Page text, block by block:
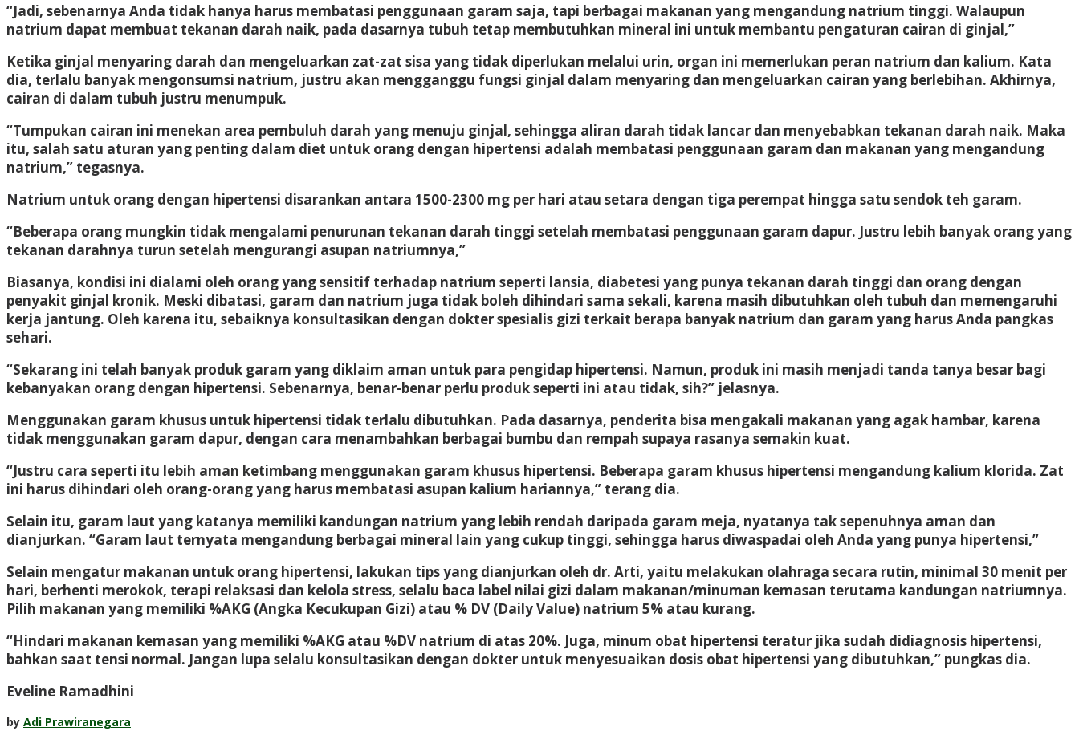
“Jadi, sebenarnya Anda tidak hanya harus membatasi penggunaan garam saja, tapi berbagai makanan yang mengandung natrium tinggi. Walaupun
natrium dapat membuat tekanan darah naik, pada dasarnya tubuh tetap membutuhkan mineral ini untuk membantu pengaturan cairan di ginjal,”
Ketika ginjal menyaring darah dan mengeluarkan zat-zat sisa yang tidak diperlukan melalui urin, organ ini memerlukan peran natrium dan kalium. Kata
dia, terlalu banyak mengonsumsi natrium, justru akan mengganggu fungsi ginjal dalam menyaring dan mengeluarkan cairan yang berlebihan. Akhirnya,
cairan di dalam tubuh justru menumpuk.
“Tumpukan cairan ini menekan area pembuluh darah yang menuju ginjal, sehingga aliran darah tidak lancar dan menyebabkan tekanan darah naik. Maka
itu, salah satu aturan yang penting dalam diet untuk orang dengan hipertensi adalah membatasi penggunaan garam dan makanan yang mengandung
natrium,” tegasnya.
Natrium untuk orang dengan hipertensi disarankan antara 1500-2300 mg per hari atau setara dengan tiga perempat hingga satu sendok teh garam.
“Beberapa orang mungkin tidak mengalami penurunan tekanan darah tinggi setelah membatasi penggunaan garam dapur. Justru lebih banyak orang yang
tekanan darahnya turun setelah mengurangi asupan natriumnya,”
Biasanya, kondisi ini dialami oleh orang yang sensitif terhadap natrium seperti lansia, diabetesi yang punya tekanan darah tinggi dan orang dengan
penyakit ginjal kronik. Meski dibatasi, garam dan natrium juga tidak boleh dihindari sama sekali, karena masih dibutuhkan oleh tubuh dan memengaruhi
kerja jantung. Oleh karena itu, sebaiknya konsultasikan dengan dokter spesialis gizi terkait berapa banyak natrium dan garam yang harus Anda pangkas
sehari.
“Sekarang ini telah banyak produk garam yang diklaim aman untuk para pengidap hipertensi. Namun, produk ini masih menjadi tanda tanya besar bagi
kebanyakan orang dengan hipertensi. Sebenarnya, benar-benar perlu produk seperti ini atau tidak, sih?” jelasnya.
Menggunakan garam khusus untuk hipertensi tidak terlalu dibutuhkan. Pada dasarnya, penderita bisa mengakali makanan yang agak hambar, karena
tidak menggunakan garam dapur, dengan cara menambahkan berbagai bumbu dan rempah supaya rasanya semakin kuat.
“Justru cara seperti itu lebih aman ketimbang menggunakan garam khusus hipertensi. Beberapa garam khusus hipertensi mengandung kalium klorida. Zat
ini harus dihindari oleh orang-orang yang harus membatasi asupan kalium hariannya,” terang dia.
Selain itu, garam laut yang katanya memiliki kandungan natrium yang lebih rendah daripada garam meja, nyatanya tak sepenuhnya aman dan
dianjurkan. “Garam laut ternyata mengandung berbagai mineral lain yang cukup tinggi, sehingga harus diwaspadai oleh Anda yang punya hipertensi,”
Selain mengatur makanan untuk orang hipertensi, lakukan tips yang dianjurkan oleh dr. Arti, yaitu melakukan olahraga secara rutin, minimal 30 menit per
hari, berhenti merokok, terapi relaksasi dan kelola stress, selalu baca label nilai gizi dalam makanan/minuman kemasan terutama kandungan natriumnya.
Pilih makanan yang memiliki %AKG (Angka Kecukupan Gizi) atau % DV (Daily Value) natrium 5% atau kurang.
“Hindari makanan kemasan yang memiliki %AKG atau %DV natrium di atas 20%. Juga, minum obat hipertensi teratur jika sudah didiagnosis hipertensi,
bahkan saat tensi normal. Jangan lupa selalu konsultasikan dengan dokter untuk menyesuaikan dosis obat hipertensi yang dibutuhkan,” pungkas dia.
Eveline Ramadhini
by Adi Prawiranegara